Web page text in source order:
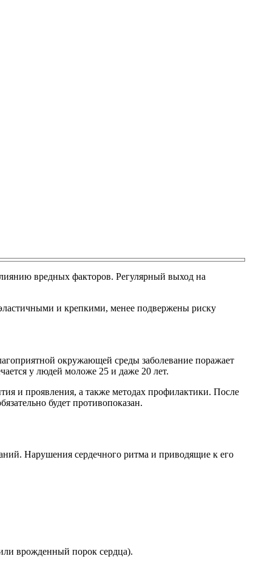
вредных факторов. Регулярный выход на
и крепкими, менее подвержены риску
окружающей среды заболевание поражает
у людей моложе 25 и даже 20 лет.
и проявления, а также методах профилактики. После
будет противопоказан.
Нарушения сердечного ритма и приводящие к его
врожденный порок сердца).